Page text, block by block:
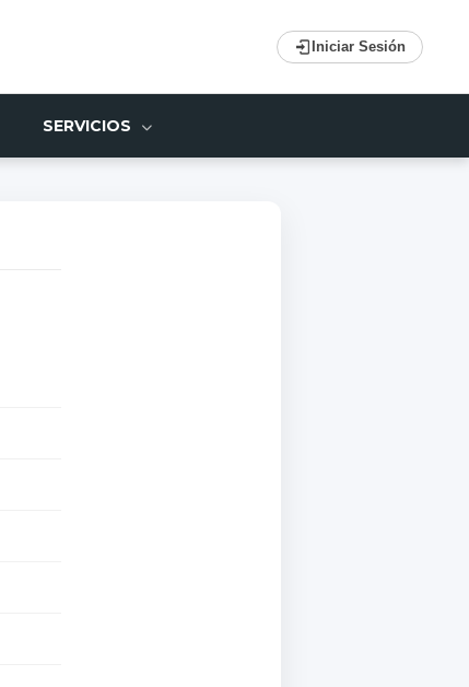
Iniciar Sesión
SERVICIOS